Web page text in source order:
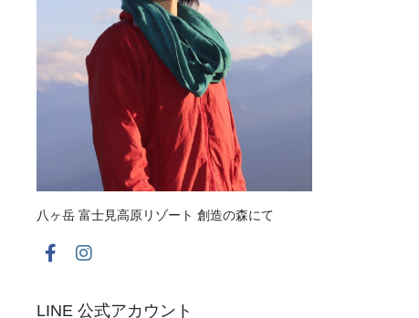
八ヶ岳 富士見高原リゾート 創造の森にて
LINE 公式アカウント